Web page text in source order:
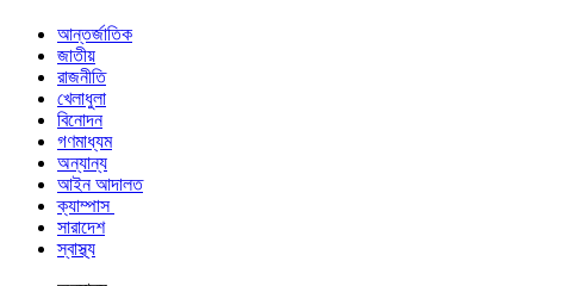
আন্তর্জাতিক
জাতীয়
রাজনীতি
খেলাধুলা
বিনোদন
গণমাধ্যম
অন্যান্য
আইন আদালত
ক্যাম্পাস
সারাদেশ
স্বাস্থ্য